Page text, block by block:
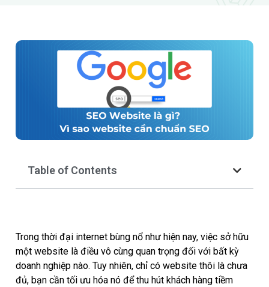
Table of Contents
Trong thời đại internet bùng nổ như hiện nay, việc sở hữu
một website là điều vô cùng quan trọng đối với bất kỳ
doanh nghiệp nào. Tuy nhiên, chỉ có website thôi là chưa
đủ, bạn cần tối ưu hóa nó để thu hút khách hàng tiềm